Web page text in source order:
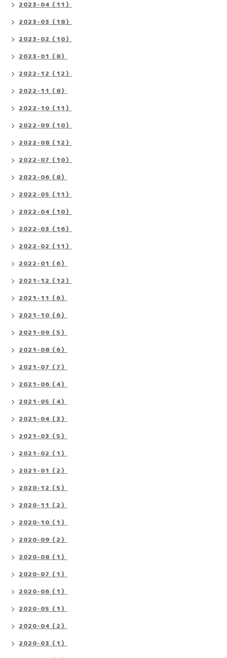
2023-04（11）
2023-03（18）
2023-02（10）
2023-01（8）
2022-12（12）
2022-11（8）
2022-10（11）
2022-09（10）
2022-08（12）
2022-07（10）
2022-06（8）
2022-05（11）
2022-04（10）
2022-03（16）
2022-02（11）
2022-01（6）
2021-12（12）
2021-11（6）
2021-10（6）
2021-09（5）
2021-08（6）
2021-07（7）
2021-06（4）
2021-05（4）
2021-04（3）
2021-03（5）
2021-02（1）
2021-01（2）
2020-12（5）
2020-11（2）
2020-10（1）
2020-09（2）
2020-08（1）
2020-07（1）
2020-06（1）
2020-05（1）
2020-04（2）
2020-03（1）